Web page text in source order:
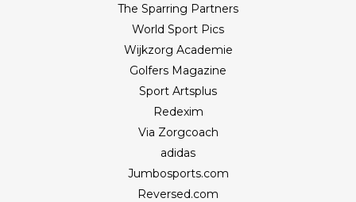
The Sparring Partners
World Sport Pics
Wijkzorg Academie
Golfers Magazine
Sport Artsplus
Redexim
Via Zorgcoach
adidas
Jumbosports.com
Reversed.com